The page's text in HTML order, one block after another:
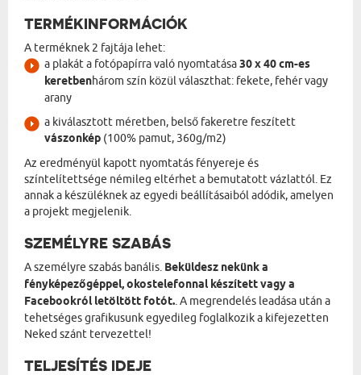
TERMÉKINFORMÁCIÓK
A terméknek 2 fajtája lehet:
a plakát a fotópapírra való nyomtatása30 x 40 cm-es
keretbenhárom szín közül választhat: fekete, fehér vagy
arany
a kiválasztott méretben, belső fakeretre feszített
vászonkép (100% pamut, 360g/m2)
Az eredményül kapott nyomtatás fényereje és
színtelítettsége némileg eltérhet a bemutatott vázlattól. Ez
annak a készüléknek az egyedi beállításaiból adódik, amelyen
a projekt megjelenik.
SZEMÉLYRE SZABÁS
A személyre szabás banális. Beküldesz nekünk a
fényképezőgéppel, okostelefonnal készített vagy a
Facebookról letöltött fotót.. A megrendelés leadása után a
tehetséges grafikusunk egyedileg foglalkozik a kifejezetten
Neked szánt tervezettel!
TELJESÍTÉS IDEJE